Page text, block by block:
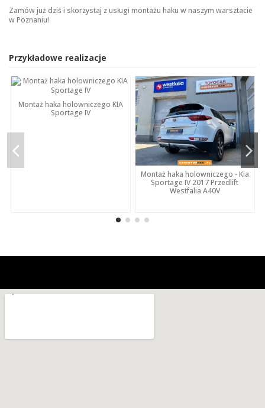
Zamów już dziś i skorzystaj z usługi montażu haku w naszym warsztacie
w Poznaniu!
Przykładowe realizacje
Montaż haka holowniczego KIA
Sportage IV
Montaż haka holowniczego - Kia
Sportage IV 2017 Przedlift
Westfalia A40V